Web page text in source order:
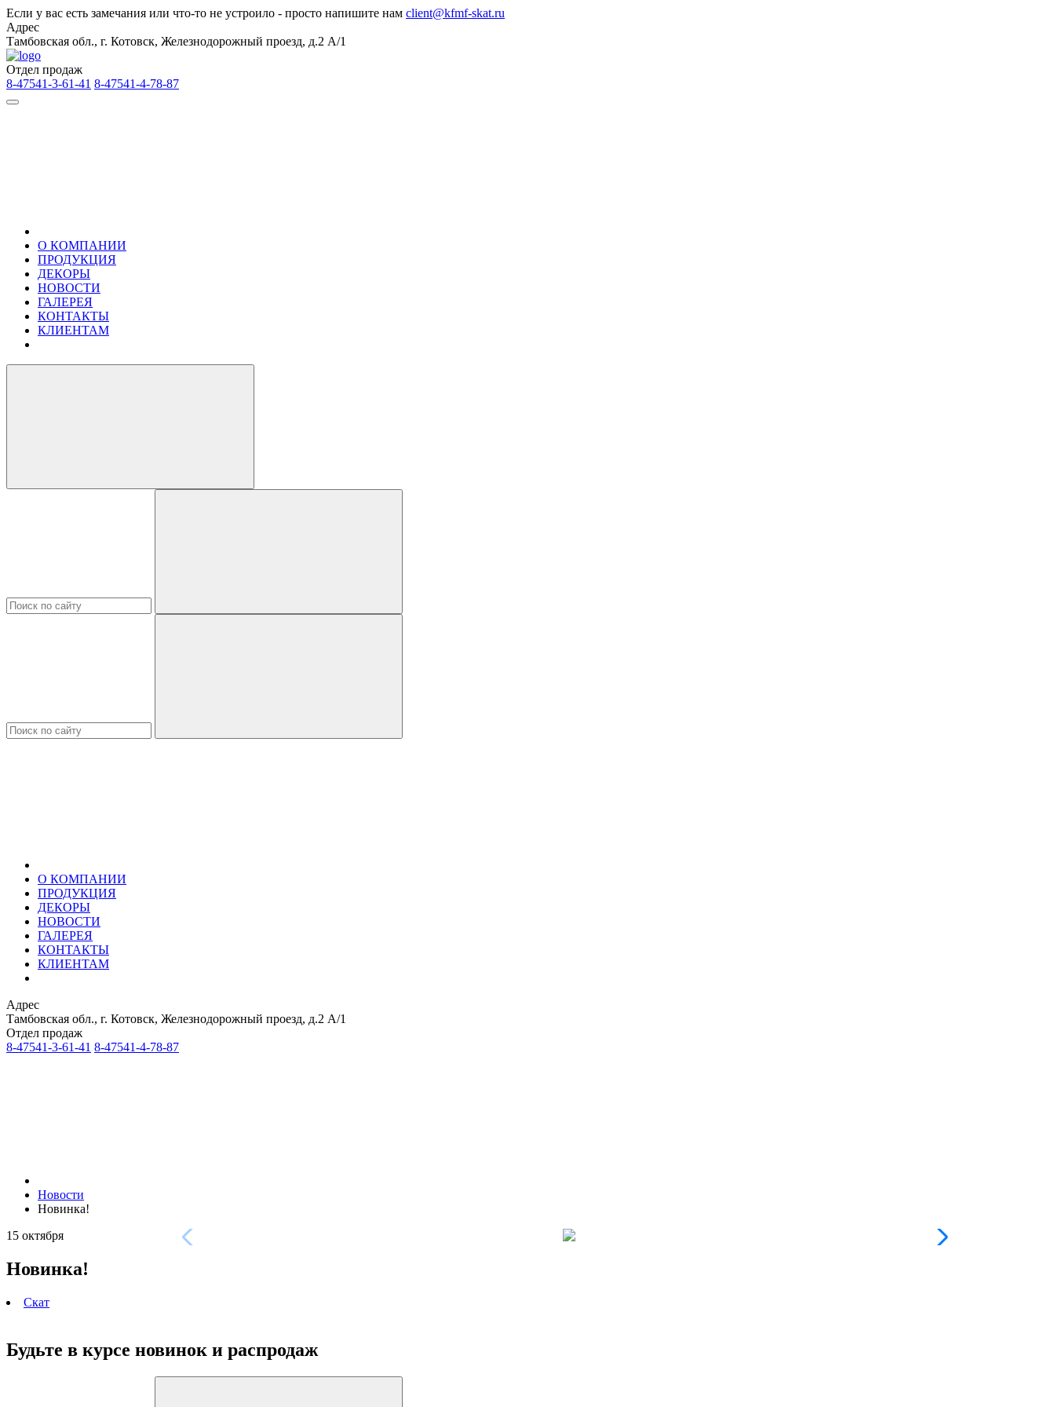
Если у вас есть замечания или что-то не устроило - просто напишите нам client@kfmf-skat.ru
Адрес
Тамбовская обл., г. Котовск, Железнодорожный проезд, д.2 А/1
Отдел продаж
8-47541-3-61-41 8-47541-4-78-87
О КОМПАНИИ
ПРОДУКЦИЯ
ДЕКОРЫ
НОВОСТИ
ГАЛЕРЕЯ
КОНТАКТЫ
КЛИЕНТАМ
О КОМПАНИИ
ПРОДУКЦИЯ
ДЕКОРЫ
НОВОСТИ
ГАЛЕРЕЯ
КОНТАКТЫ
КЛИЕНТАМ
Адрес
Тамбовская обл., г. Котовск, Железнодорожный проезд, д.2 А/1
Отдел продаж
8-47541-3-61-41 8-47541-4-78-87
Новости
Новинка!
15 октября
Новинка!
Скат
Будьте в курсе новинок и распродаж